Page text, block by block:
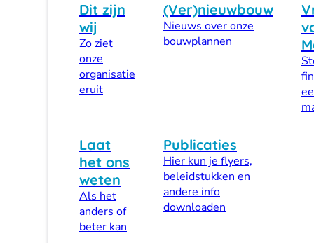
Dit zijn
wij
Zo ziet
onze
organisatie
eruit
(Ver)nieuwbouw
Nieuws over onze
bouwplannen
Laat
het ons
weten
Als het
anders of
beter kan
Publicaties
Hier kun je flyers,
beleidstukken en
andere info
downloaden